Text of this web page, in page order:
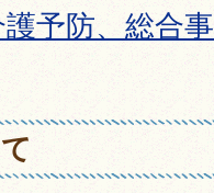
予防、総合